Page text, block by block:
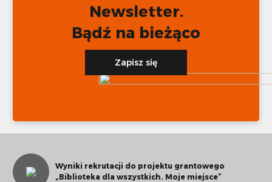
Newsletter.
Bądź na bieżąco
Zapisz się
Wyniki rekrutacji do projektu grantowego
„Biblioteka dla wszystkich. Moje miejsce”